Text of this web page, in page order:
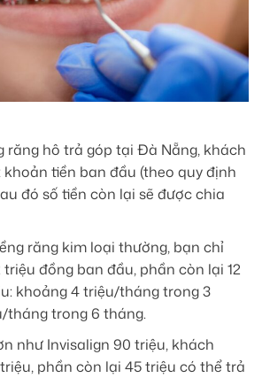
răng hô trả góp tại Đà Nẵng, khách
tiền ban đầu (theo quy định
đó số tiền còn lại sẽ được chia
răng kim loại thường, bạn chỉ
đồng ban đầu, phần còn lại 12
khoảng 4 triệu/tháng trong 3
tháng trong 6 tháng.
như Invisalign 90 triệu, khách
phần còn lại 45 triệu có thể trả